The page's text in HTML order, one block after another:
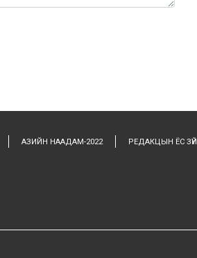
АЗИЙН НААДАМ-2022 РЕДАКЦЫН ЁС ЗҮЙ